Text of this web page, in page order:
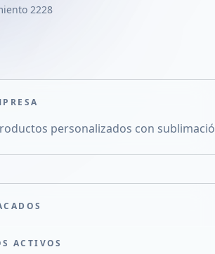
2228
personalizados con
ACTIVOS